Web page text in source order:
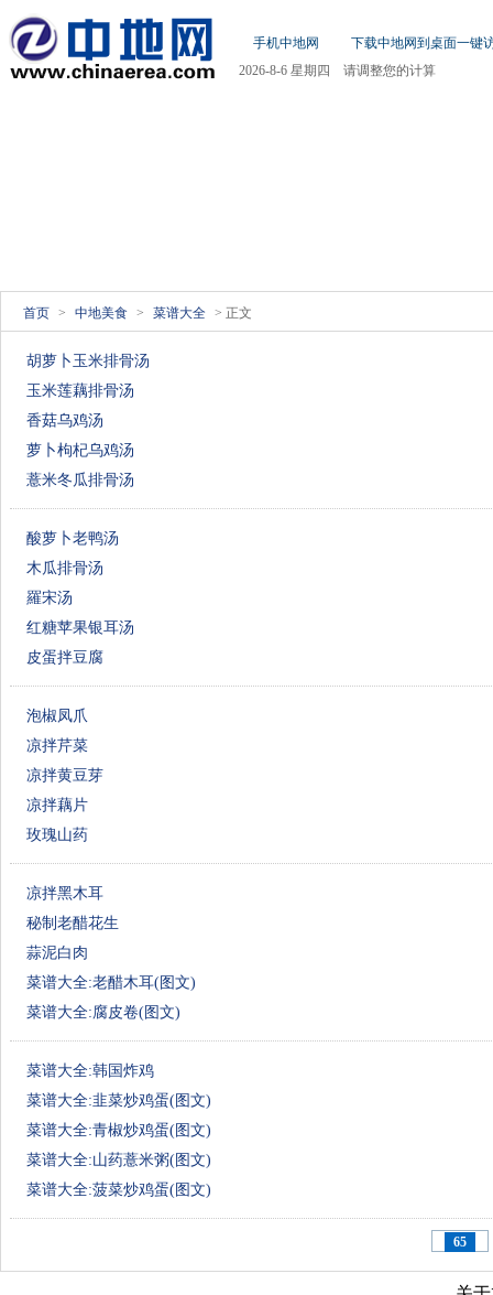
手机中地网
下载中地网到桌面一键
2026-8-6 星期四 请调整您的计算
首页 > 中地美食 > 菜谱大全 > 正文
胡萝卜玉米排骨汤
玉米莲藕排骨汤
香菇乌鸡汤
萝卜枸杞乌鸡汤
薏米冬瓜排骨汤
酸萝卜老鸭汤
木瓜排骨汤
羅宋汤
红糖苹果银耳汤
皮蛋拌豆腐
泡椒凤爪
凉拌芹菜
凉拌黄豆芽
凉拌藕片
玫瑰山药
凉拌黑木耳
秘制老醋花生
蒜泥白肉
菜谱大全:老醋木耳(图文)
菜谱大全:腐皮卷(图文)
菜谱大全:韩国炸鸡
菜谱大全:韭菜炒鸡蛋(图文)
菜谱大全:青椒炒鸡蛋(图文)
菜谱大全:山药薏米粥(图文)
菜谱大全:菠菜炒鸡蛋(图文)
65